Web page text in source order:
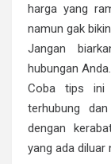
harga yang
namun gak
Jangan
hubungan Anda.
Coba tips ini
terhubung
dengan
yang ada diluar